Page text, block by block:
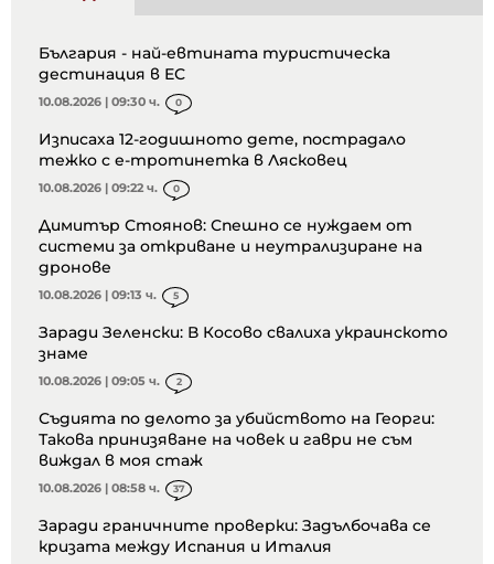
България - най-евтината туристическа
дестинация в ЕС
10.08.2026 | 09:30 ч. 0
Изписаха 12-годишното дете, пострадало
тежко с е-тротинетка в Лясковец
10.08.2026 | 09:22 ч. 0
Димитър Стоянов: Спешно се нуждаем от
системи за откриване и неутрализиране на
дронове
10.08.2026 | 09:13 ч. 5
Заради Зеленски: В Косово свалиха украинското
знаме
10.08.2026 | 09:05 ч. 2
Съдията по делото за убийството на Георги:
Такова принизяване на човек и гаври не съм
виждал в моя стаж
10.08.2026 | 08:58 ч. 37
Заради граничните проверки: Задълбочава се
кризата между Испания и Италия